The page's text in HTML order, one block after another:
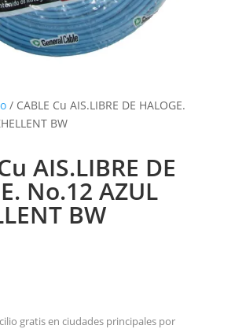
/ CABLE Cu AIS.LIBRE DE HALOGE.
BW
AIS.LIBRE DE
No.12 AZUL
BW
gratis en ciudades principales por